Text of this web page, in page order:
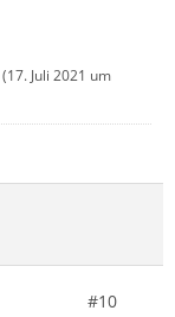
(17. Juli 2021 um
#10